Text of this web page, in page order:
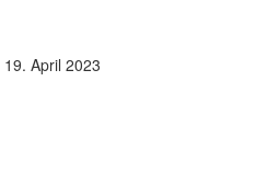
19. April 2023